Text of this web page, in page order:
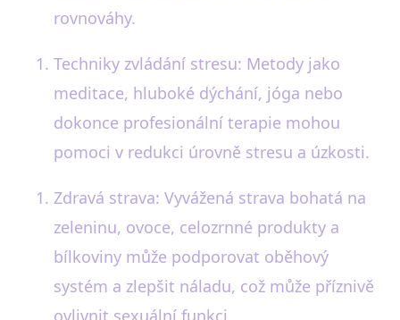
rovnováhy.
Techniky zvládání stresu: Metody jako
meditace, hluboké dýchání, jóga nebo
dokonce profesionální terapie mohou
pomoci v redukci úrovně stresu a úzkosti.
Zdravá strava: Vyvážená strava bohatá na
zeleninu, ovoce, celozrnné produkty a
bílkoviny může podporovat oběhový
systém a zlepšit náladu, což může příznivě
ovlivnit sexuální funkci.